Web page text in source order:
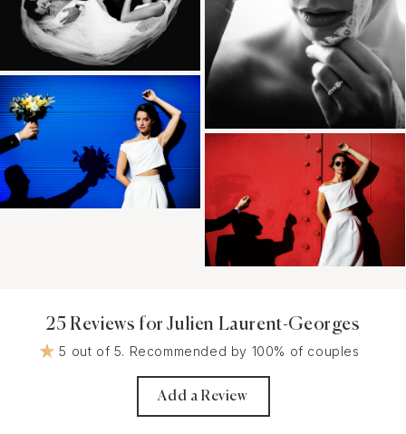
25 Reviews for Julien Laurent-Georges
5 out of 5. Recommended by 100% of couples
Add a Review